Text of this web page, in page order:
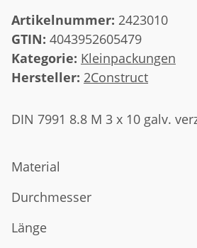
Artikelnummer: 2423010
GTIN: 4043952605479
Kategorie: Kleinpackungen
Hersteller: 2Construct
DIN 7991 8.8 M 3 x 10 galv.
Material
Durchmesser
Länge